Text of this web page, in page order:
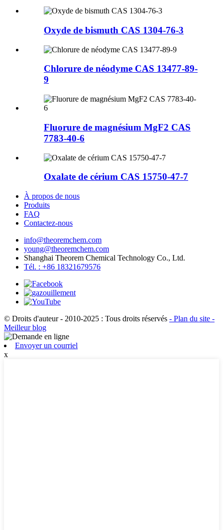
Oxyde de bismuth CAS 1304-76-3
Chlorure de néodyme CAS 13477-89-
9
Fluorure de magnésium MgF2 CAS
7783-40-6
Oxalate de cérium CAS 15750-47-7
À propos de nous
Produits
FAQ
Contactez-nous
info@theoremchem.com
young@theoremchem.com
Shanghai Theorem Chemical Technology Co., Ltd.
Tél. : +86 18321679576
© Droits d'auteur - 2010-2025 : Tous droits réservés - Plan du site -
Meilleur blog
Envoyer un courriel
x